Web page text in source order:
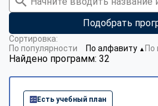
Подобрать
Найдено программ: 32
Сортировка:
По популярности
По алфавиту ▼ По
Есть учебный план